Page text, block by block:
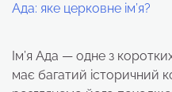
Ада: яке церковне ім’я?
Ім’я Ада — одне з
має багатий історичний